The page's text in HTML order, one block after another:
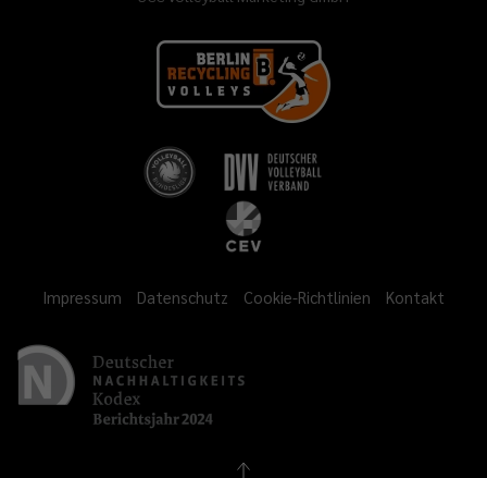
Impressum Datenschutz Cookie-Richtlinien Kontakt